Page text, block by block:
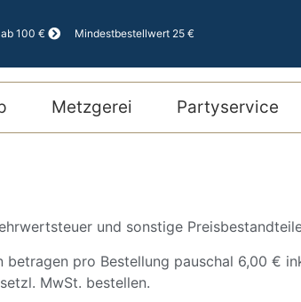
100 € Mindestbestellwert 25 €
Metzgerei Partyservice
und sonstige
pro Bestellung pauschal 6,00 €
MwSt. bestellen.